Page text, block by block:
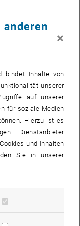
forschen?
×
bindet Inhalte von
unserer
auf unserer
für soziale Medien
Hierzu ist es
Dienstanbieter
und Inhalten
Sie in unserer
zulassen